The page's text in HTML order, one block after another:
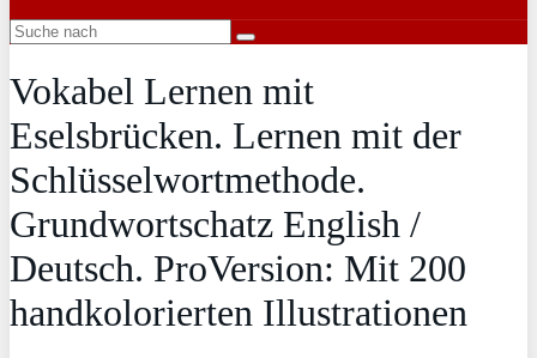
Vokabel Lernen mit
Eselsbrücken. Lernen mit der
Schlüsselwortmethode.
Grundwortschatz English /
Deutsch. ProVersion: Mit 200
handkolorierten Illustrationen